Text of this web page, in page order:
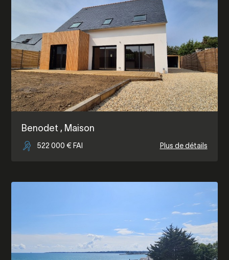
Benodet , Maison
522 000 € FAI Plus de détails